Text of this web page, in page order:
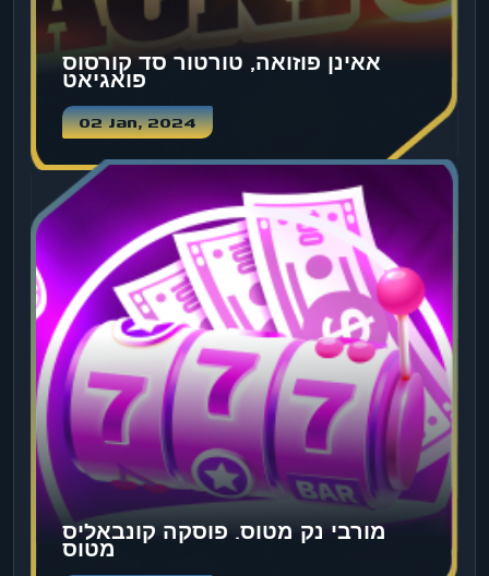
אאינן פוזואה, טורטור סד קורסוס
פואגיאט
02 Jan, 2024
מורבי נק מטוס. פוסקה קונבאליס
מטוס